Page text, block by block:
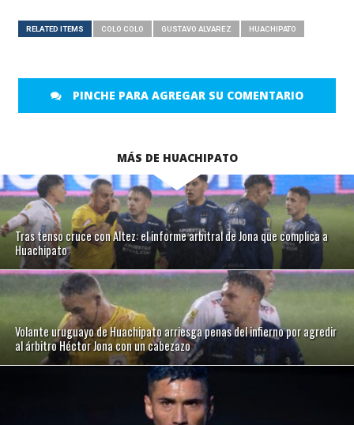
RELATED ITEMS COLO COLO GUSTAVO ALVAREZ HUACHIPATO
PINCHE PARA AGREGAR SU COMENTARIO
MÁS DE HUACHIPATO
Tras tenso cruce con Altez: el informe arbitral de Jona que complica a
Huachipato
Volante uruguayo de Huachipato arriesga penas del infierno por agredir
al árbitro Héctor Jona con un cabezazo